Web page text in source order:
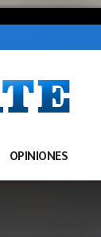
OPINIONES